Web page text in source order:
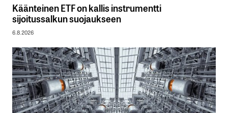
Käänteinen ETF on kallis instrumentti
sijoitussalkun suojaukseen
6.8.2026